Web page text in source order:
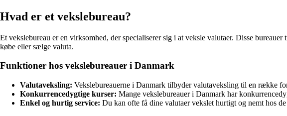
Hvad er et vekslebureau?
Et vekslebureau er en virksomhed, der specialiserer sig i at veksle valutaer. Disse
købe eller sælge valuta.
Funktioner hos vekslebureauer i Danmark
Valutaveksling: Vekslebureauerne i Danmark tilbyder valutaveksling til en række
Konkurrencedygtige kurser: Mange vekslebureauer i Danmark har
Enkel og hurtig service: Du kan ofte få dine valutaer vekslet hurtigt og nemt hos